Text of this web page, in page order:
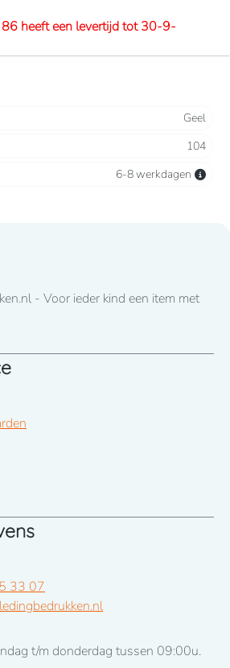
86 heeft een levertijd tot 30-9-
35% katoen. 260 grams/m2.
en elastiek in rug/taille.
2053307
86 heeft een lange levertijd tot eind
Geel
104
6-8 werkdagen
- Voor ieder kind een item met
33 07
t/m donderdag tussen 09:00u.